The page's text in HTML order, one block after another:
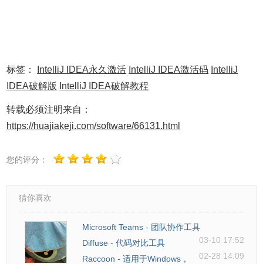
卸载Betterintellij后如何免费试用IntelliJ IDEA
首先还是希望大家支持正版，如果经济不允许仅供个人学习
使用的话，可以查看这篇教程：
IDEA最新教程Windows、Mac版）
仅供个人学习使用，请不要用于商业用途，如有侵权，请联
系删除。若条件允许，希望大家购买正版 ！
标签： IntelliJ IDEA永久激活 IntelliJ IDEA激活码 IntelliJ
IDEA破解版
IntelliJ IDEA破解教程
转载必须注明来自：
https://huajiakeji.com/software/66131.html
您的评分：
猜你喜欢
Microsoft Teams - 团队协作工具
03-10 17:52
Diffuse - 代码对比工具
02-28 14:09
Raccoon - 适用于Windows，